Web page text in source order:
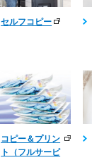
セルフコピー
コピー＆プリン
ト（フルサービ